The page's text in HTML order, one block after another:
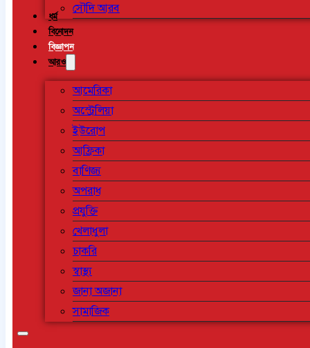
সৌদি আরব
ধর্ম
বিনোদন
বিজ্ঞাপন
আরও
আমেরিকা
অস্ট্রেলিয়া
ইউরোপ
আফ্রিকা
বাণিজ্য
অপরাধ
প্রযুক্তি
খেলাধুলা
চাকরি
স্বাস্থ্য
জানা অজানা
সামাজিক